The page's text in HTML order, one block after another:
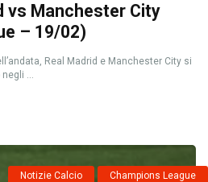
vs Manchester City
– 19/02)
Real Madrid e Manchester City si
...
Notizie Calcio Champions League